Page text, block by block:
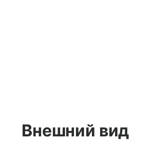
Внешний вид